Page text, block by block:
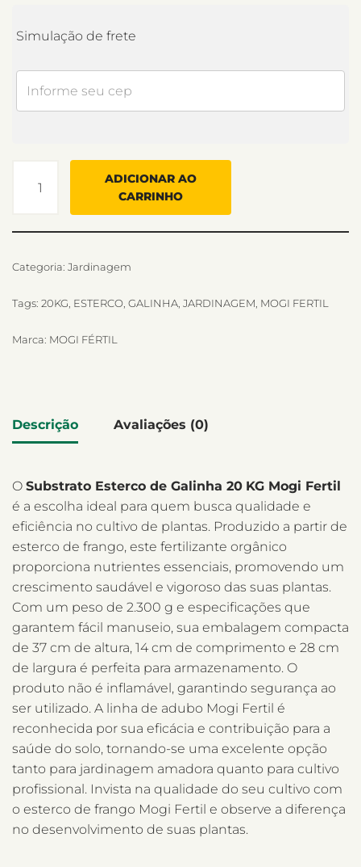
Simulação de frete
ADICIONAR AO
CARRINHO
Categoria: Jardinagem
Tags: 20KG ESTERCO GALINHA JARDINAGEM MOGI FERTIL
Marca: MOGI FÉRTIL
Descrição Avaliações (0)
O Substrato Esterco de Galinha 20 KG Mogi Fertil
é a escolha ideal para quem busca qualidade e
eficiência no cultivo de plantas. Produzido a partir de
esterco de frango, este fertilizante orgânico
proporciona nutrientes essenciais, promovendo um
crescimento saudável e vigoroso das suas plantas.
Com um peso de 2.300 g e especificações que
garantem fácil manuseio, sua embalagem compacta
de 37 cm de altura, 14 cm de comprimento e 28 cm
de largura é perfeita para armazenamento. O
produto não é inflamável, garantindo segurança ao
ser utilizado. A linha de adubo Mogi Fertil é
reconhecida por sua eficácia e contribuição para a
saúde do solo, tornando-se uma excelente opção
tanto para jardinagem amadora quanto para cultivo
profissional. Invista na qualidade do seu cultivo com
o esterco de frango Mogi Fertil e observe a diferença
no desenvolvimento de suas plantas.